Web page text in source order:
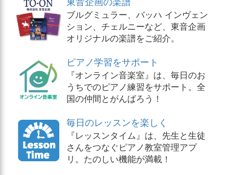
ブルグミュラー、バッハ インヴェン
ション、チェルニーなど、東音企画
オリジナルの楽譜をご紹介。
ピアノ学習をサポート
『オンライン音楽室』は、毎日のお
うちでのピアノ練習をサポート。全
国の仲間とがんばろう！
毎日のレッスンを楽しく
『レッスンタイム』は、先生と生徒
さんをつなぐピアノ教室管理アプ
リ。たのしい機能が満載！